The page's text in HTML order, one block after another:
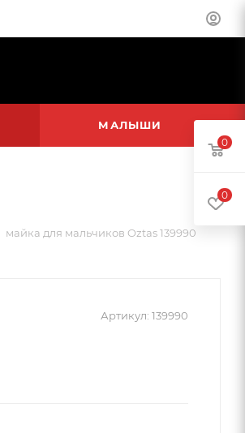
МАЛЫШИ
майка для мальчиков Oztas 139990
Артикул: 139990
0
0